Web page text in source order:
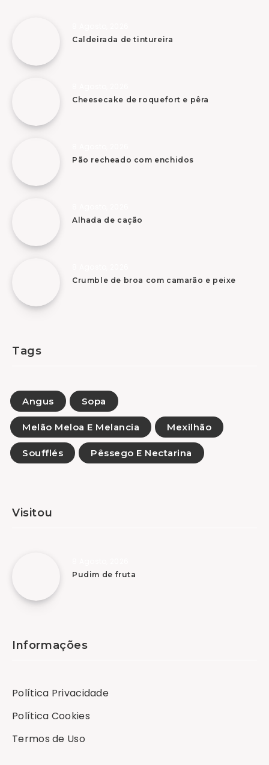
Caldeirada de tintureira
Cheesecake de roquefort e pêra
Pão recheado com enchidos
Alhada de cação
Crumble de broa com camarão e peixe
Tags
Angus Sopa
Melão Meloa E Melancia Mexilhão
Soufflés Pêssego E Nectarina
Visitou
Pudim de fruta
Informações
Política Privacidade
Política Cookies
Termos de Uso